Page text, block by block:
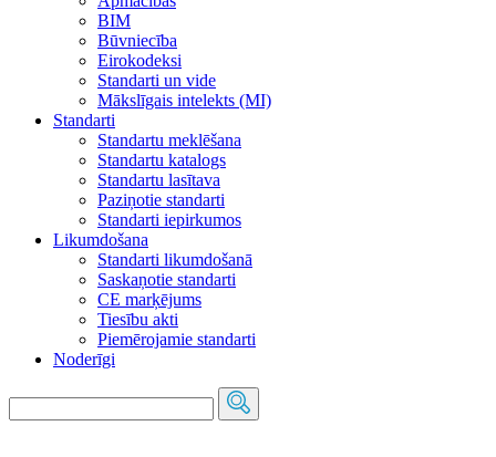
BIM
Būvniecība
Eirokodeksi
Standarti un vide
Mākslīgais intelekts (MI)
Standarti
Standartu meklēšana
Standartu katalogs
Standartu lasītava
Paziņotie standarti
Standarti iepirkumos
Likumdošana
Standarti likumdošanā
Saskaņotie standarti
CE marķējums
Tiesību akti
Piemērojamie standarti
Noderīgi